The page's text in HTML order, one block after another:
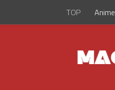
TOP Anime